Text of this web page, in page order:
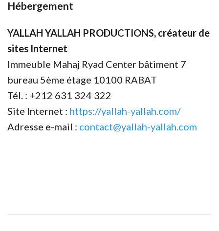
Hébergement
YALLAH YALLAH PRODUCTIONS, créateur de
sites Internet
Immeuble Mahaj Ryad Center bâtiment 7
bureau 5ème étage 10100 RABAT
Tél. : +212 631 324 322
Site Internet : https://yallah-yallah.com/
Adresse e-mail : contact@yallah-yallah.com